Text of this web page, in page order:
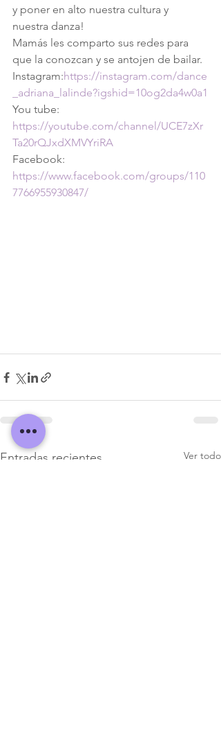
y poner en alto nuestra cultura y
nuestra danza!
Mamás les comparto sus redes para
que la conozcan y se antojen de bailar.
Instagram:https://instagram.com/dance
_adriana_lalinde?igshid=10og2da4w0a1
You tube:
https://youtube.com/channel/UCE7zXr
Ta20rQJxdXMVYriRA
Facebook:
https://www.facebook.com/groups/110
7766955930847/
Entradas recientes Ver todo